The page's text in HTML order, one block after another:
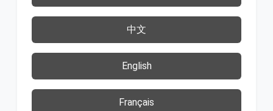
中文
English
Français